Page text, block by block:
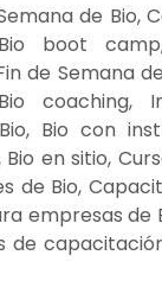
de Bio,
boot
de Semana
coaching,
Bio con
en sitio,
de Bio,
empresas de
de